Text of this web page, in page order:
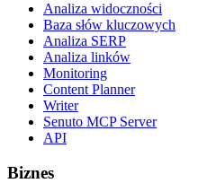
Analiza widoczności
Baza słów kluczowych
Analiza SERP
Analiza linków
Monitoring
Content Planner
Writer
Senuto MCP Server
API
Biznes